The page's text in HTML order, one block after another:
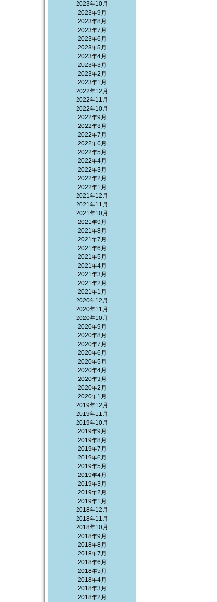
2023年10月
2023年9月
2023年8月
2023年7月
2023年6月
2023年5月
2023年4月
2023年3月
2023年2月
2023年1月
2022年12月
2022年11月
2022年10月
2022年9月
2022年8月
2022年7月
2022年6月
2022年5月
2022年4月
2022年3月
2022年2月
2022年1月
2021年12月
2021年11月
2021年10月
2021年9月
2021年8月
2021年7月
2021年6月
2021年5月
2021年4月
2021年3月
2021年2月
2021年1月
2020年12月
2020年11月
2020年10月
2020年9月
2020年8月
2020年7月
2020年6月
2020年5月
2020年4月
2020年3月
2020年2月
2020年1月
2019年12月
2019年11月
2019年10月
2019年9月
2019年8月
2019年7月
2019年6月
2019年5月
2019年4月
2019年3月
2019年2月
2019年1月
2018年12月
2018年11月
2018年10月
2018年9月
2018年8月
2018年7月
2018年6月
2018年5月
2018年4月
2018年3月
2018年2月